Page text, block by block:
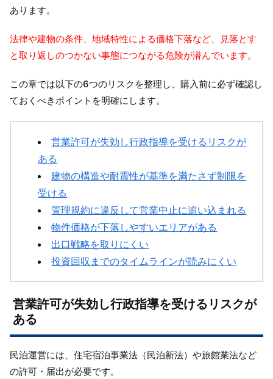
あります。
法律や建物の条件、地域特性による価格下落など、見落とす
と取り返しのつかない事態につながる危険が潜んでいます。
この章では以下の6つのリスクを整理し、購入前に必ず確認し
ておくべきポイントを明確にします。
営業許可が失効し行政指導を受けるリスクが
ある
建物の構造や耐震性が基準を満たさず制限を
受ける
管理規約に違反して営業中止に追い込まれる
物件価格が下落しやすいエリアがある
出口戦略を取りにくい
投資回収までのタイムラインが読みにくい
営業許可が失効し行政指導を受けるリスクが
ある
民泊運営には、住宅宿泊事業法（民泊新法）や旅館業法など
の許可・届出が必要です。